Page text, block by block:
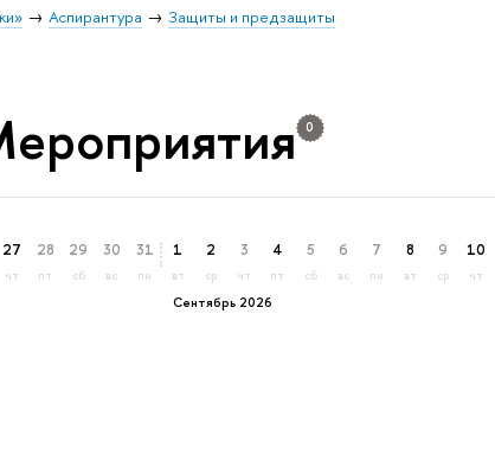
Аспирантура
Защиты и предзащиты
0
27
чт
28
пт
29
сб
30
вс
31
пн
Сентябрь 2026
1
вт
2
ср
3
чт
4
пт
5
сб
6
вс
7
пн
8
вт
9
ср
10
чт